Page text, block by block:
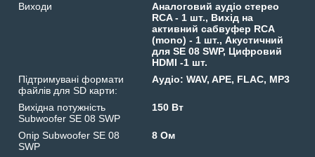
Виходи
Аналоговий аудіо стерео
RCA - 1 шт., Вихід на
активний сабвуфер RCA
(mono) - 1 шт., Акустичний
для SE 08 SWP, Цифровий
HDMI -1 шт.
Підтримувані формати
файлів для SD карти:
Аудіо: WAV, APE, FLAC, MP3
Вихідна потужність
Subwoofer SE 08 SWP
150 Вт
Опір Subwoofer SE 08
SWP
8 Ом